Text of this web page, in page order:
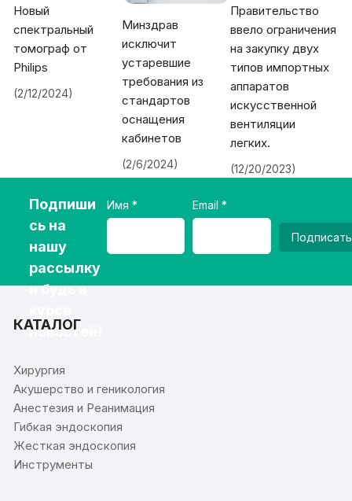
Новый
спектральный
томограф от
Philips
(2/12/2024)
Минздрав
исключит
устаревшие
требования из
стандартов
оснащения
кабинетов
(2/6/2024)
Правительство
ввело ограничения
на закупку двух
типов импортных
аппаратов
искусственной
вентиляции
легких.
(12/20/2023)
Подпиши
сь на
нашу
рассылку
и будь в
новостей!
Имя Email
КАТАЛОГ
Хирургия
Акушерство и геникология
Анестезия и Реанимация
Гибкая эндоскопия
Жесткая эндоскопия
Инструменты